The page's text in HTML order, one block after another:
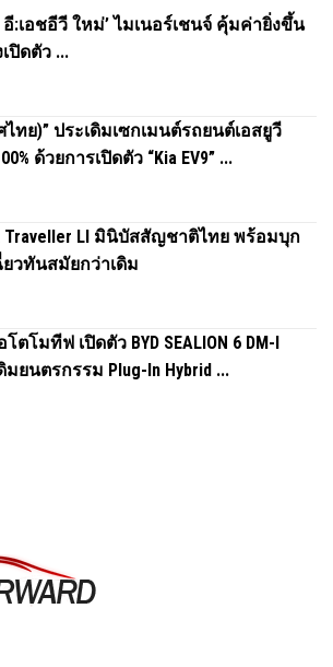
:เอชอีวี ใหม่’ ไมเนอร์เชนจ์ คุ้มค่ายิ่งขึ้น
ปิดตัว ...
ไทย)” ประเดิมเซกเมนต์รถยนต์เอสยูวี
ด้วยการเปิดตัว “Kia EV9” ...
Traveller Ll มินิบัสสัญชาติไทย พร้อมบุก
วทันสมัยกว่าเดิม
โตโมทีฟ เปิดตัว BYD SEALION 6 DM-I
มยนตรกรรม Plug-In Hybrid ...